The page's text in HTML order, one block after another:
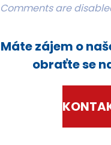
Comments are
Máte zájem o
obraťte se